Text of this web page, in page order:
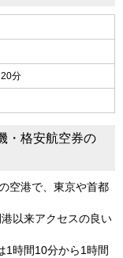
分
・格安航空券の
空港で、東京や首都
以来アクセスの良い
1時間10分から1時間